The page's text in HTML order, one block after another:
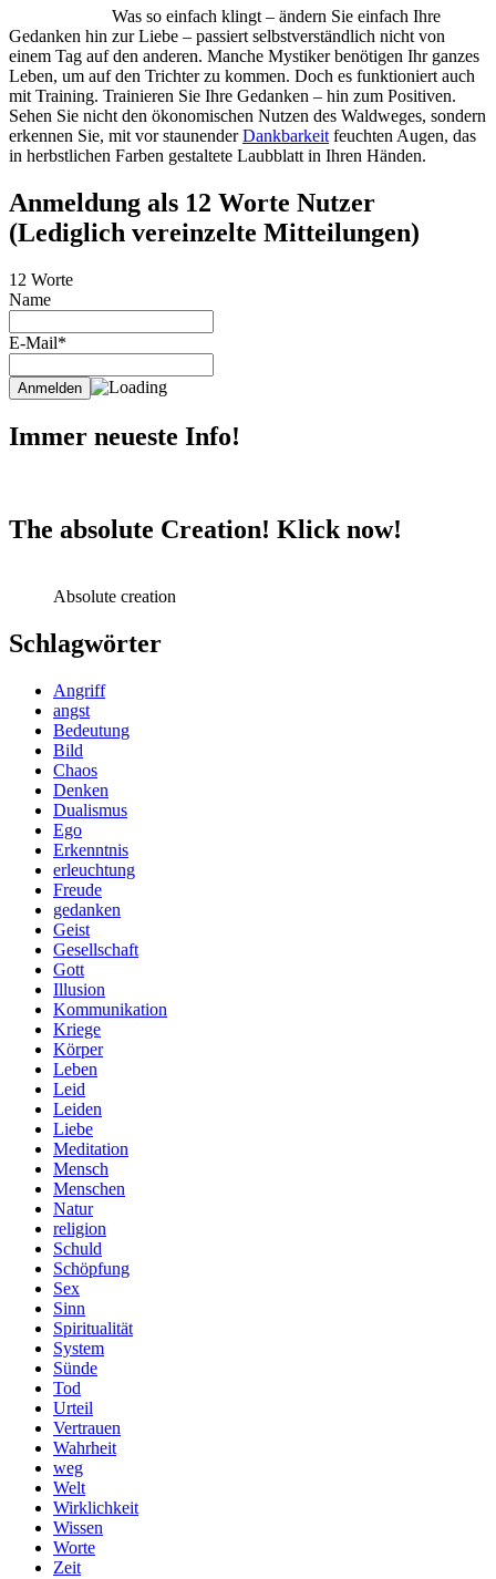
Was so einfach klingt – ändern Sie einfach Ihre
Gedanken hin zur Liebe – passiert selbstverständlich nicht von
einem Tag auf den anderen. Manche Mystiker benötigen Ihr ganzes
Leben, um auf den Trichter zu kommen. Doch es funktioniert auch
mit Training. Trainieren Sie Ihre Gedanken – hin zum Positiven.
Sehen Sie nicht den ökonomischen Nutzen des Waldweges, sondern
erkennen Sie, mit vor staunenderDankbarkeit feuchten Augen, das
in herbstlichen Farben gestaltete Laubblatt in Ihren Händen.
Anmeldung als 12 Worte Nutzer
(Lediglich vereinzelte Mitteilungen)
12 Worte
Name
E-Mail*
Immer neueste Info!
The absolute Creation! Klick now!
Absolute creation
Schlagwörter
Angriff
angst
Bedeutung
Bild
Chaos
Denken
Dualismus
Ego
Erkenntnis
erleuchtung
Freude
gedanken
Geist
Gesellschaft
Gott
Illusion
Kommunikation
Kriege
Körper
Leben
Leid
Leiden
Liebe
Meditation
Mensch
Menschen
Natur
religion
Schuld
Schöpfung
Sex
Sinn
Spiritualität
System
Sünde
Tod
Urteil
Vertrauen
Wahrheit
weg
Welt
Wirklichkeit
Wissen
Worte
Zeit